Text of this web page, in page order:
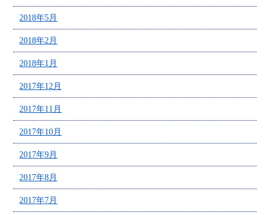
2018年5月
2018年2月
2018年1月
2017年12月
2017年11月
2017年10月
2017年9月
2017年8月
2017年7月